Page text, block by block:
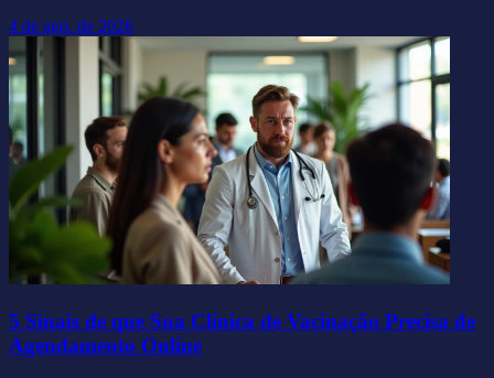
4 de ago. de 2026
5 Sinais de que Sua Clínica de Vacinação Precisa de
Agendamento Online